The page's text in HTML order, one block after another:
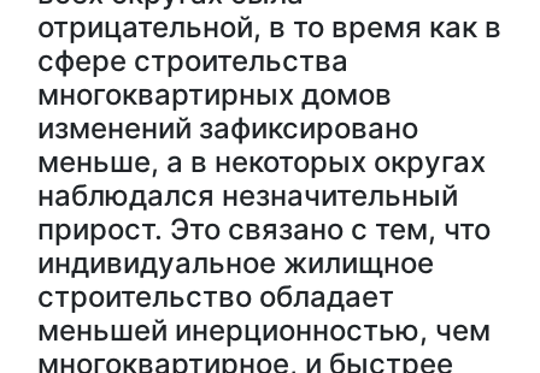
отрицательной, в то время как в
сфере строительства
многоквартирных домов
изменений зафиксировано
меньше, а в некоторых округах
наблюдался незначительный
прирост. Это связано с тем, что
индивидуальное жилищное
строительство обладает
меньшей инерционностью, чем
многоквартирное, и быстрее